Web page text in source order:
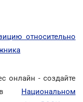
относительно
онлайн - создайте
в Национальном